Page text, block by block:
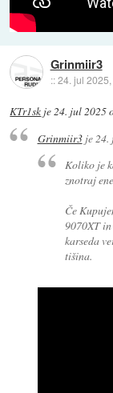
Grinmiir3
::24. jul
KTr1sk je24. jul 2025
Grinmiir3je24.
Koliko je
znotraj
Če
9070XT
karseda
tišina.